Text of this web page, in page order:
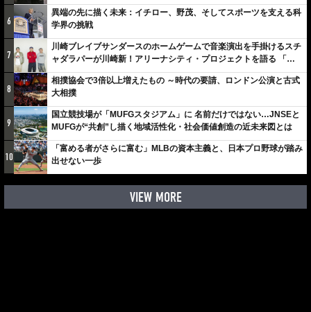
6
異端の先に描く未来：イチロー、野茂、そしてスポーツを支える科
学界の挑戦
7
川崎ブレイブサンダースのホームゲームで音楽演出を手掛けるスチ
ャダラパーが川崎新！アリーナシティ・プロジェクトを語る 「楽
しみでしかないでしょ。川崎は、ずっと成長曲線だから」
8
相撲協会で3倍以上増えたもの ～時代の要請、ロンドン公演と古式
大相撲
9
国立競技場が「MUFGスタジアム」に 名前だけではない…JNSEと
MUFGが“共創”し描く地域活性化・社会価値創造の近未来図とは
10
「富める者がさらに富む」MLBの資本主義と、日本プロ野球が踏み
出せない一歩
VIEW MORE